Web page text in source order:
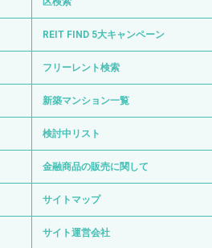
REIT FIND 5大キャンペーン
フリーレント検索
新築マンション一覧
検討中リスト
金融商品の販売に関して
サイトマップ
サイト運営会社